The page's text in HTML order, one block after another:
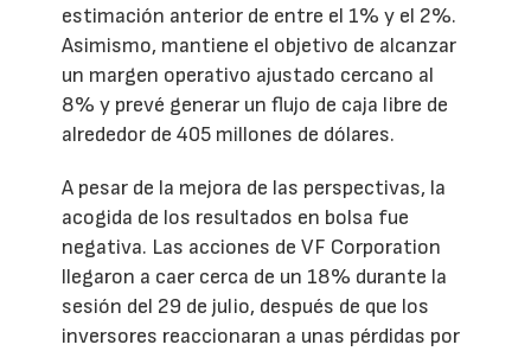
estimación anterior de entre el 1% y el 2%.
Asimismo, mantiene el objetivo de alcanzar
un margen operativo ajustado cercano al
8% y prevé generar un flujo de caja libre de
alrededor de 405 millones de dólares.
A pesar de la mejora de las perspectivas, la
acogida de los resultados en bolsa fue
negativa. Las acciones de VF Corporation
llegaron a caer cerca de un 18% durante la
sesión del 29 de julio, después de que los
inversores reaccionaran a unas pérdidas por